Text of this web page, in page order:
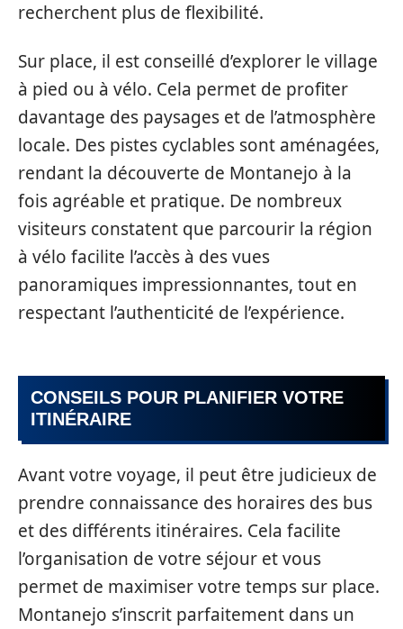
recherchent plus de flexibilité.
Sur place, il est conseillé d’explorer le village
à pied ou à vélo. Cela permet de profiter
davantage des paysages et de l’atmosphère
locale. Des pistes cyclables sont aménagées,
rendant la découverte de Montanejo à la
fois agréable et pratique. De nombreux
visiteurs constatent que parcourir la région
à vélo facilite l’accès à des vues
panoramiques impressionnantes, tout en
respectant l’authenticité de l’expérience.
CONSEILS POUR PLANIFIER VOTRE
ITINÉRAIRE
Avant votre voyage, il peut être judicieux de
prendre connaissance des horaires des bus
et des différents itinéraires. Cela facilite
l’organisation de votre séjour et vous
permet de maximiser votre temps sur place.
Montanejo s’inscrit parfaitement dans un